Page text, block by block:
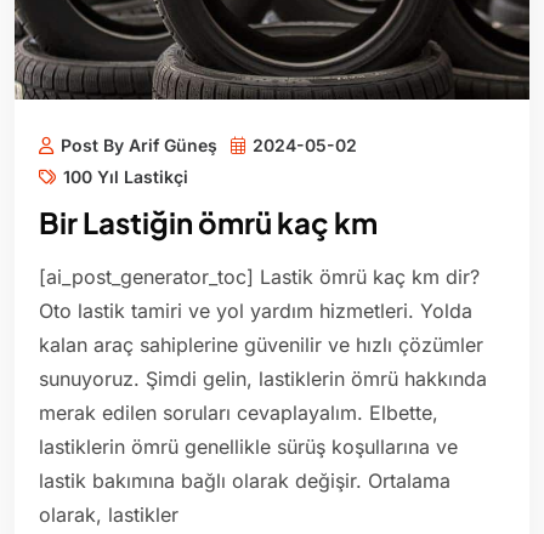
Post By Arif Güneş
2024-05-02
100 Yıl Lastikçi
Bir Lastiğin ömrü kaç km
[ai_post_generator_toc] Lastik ömrü kaç km dir?
Oto lastik tamiri ve yol yardım hizmetleri. Yolda
kalan araç sahiplerine güvenilir ve hızlı çözümler
sunuyoruz. Şimdi gelin, lastiklerin ömrü hakkında
merak edilen soruları cevaplayalım. Elbette,
lastiklerin ömrü genellikle sürüş koşullarına ve
lastik bakımına bağlı olarak değişir. Ortalama
olarak, lastikler